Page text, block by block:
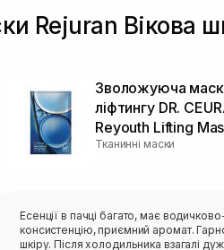
Rejuran Вікова
Зволожуюча
ліфтингу DR.
Reyouth Lifting
Тканинні маски
Есенції в пачці багато, має
консистенцію, приємний аромат. Гарно зволожує
шкіру. Після холодильника взагалі дуже приємно